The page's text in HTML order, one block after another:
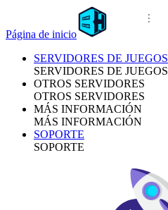
Página de inicio
SERVIDORES DE JUEGOS
SERVIDORES DE JUEGOS
OTROS SERVIDORES
OTROS SERVIDORES
MÁS INFORMACIÓN
MÁS INFORMACIÓN
SOPORTE
SOPORTE